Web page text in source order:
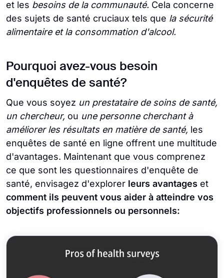
et les besoins de la communauté. Cela concerne
des sujets de santé cruciaux tels que la sécurité
alimentaire et la consommation d'alcool.
Pourquoi avez-vous besoin
d'enquêtes de santé?
Que vous soyez un prestataire de soins de santé,
un chercheur, ou une personne cherchant à
améliorer les résultats en matière de santé, les
enquêtes de santé en ligne offrent une multitude
d'avantages. Maintenant que vous comprenez
ce que sont les questionnaires d'enquête de
santé, envisagez d'explorer leurs avantages et
comment ils peuvent vous aider à atteindre vos
objectifs professionnels ou personnels: